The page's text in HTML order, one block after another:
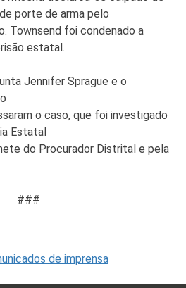
porte de arma pelo
Townsend foi condenado a
estatal.
Jennifer Sprague e o
o caso, que foi investigado
Estatal
do Procurador Distrital e pela
###
de imprensa